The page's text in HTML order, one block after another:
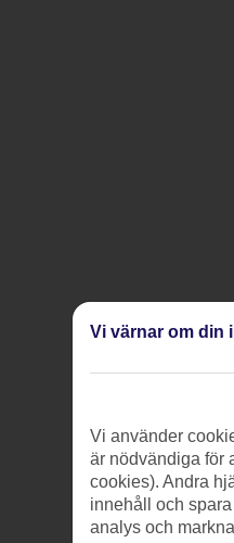
Vi värnar om din
Vi använder
är nödvändiga för
cookies). Andra
innehåll och
analys och